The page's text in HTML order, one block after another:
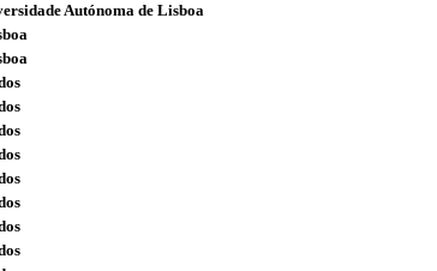
Autónoma de Lisboa